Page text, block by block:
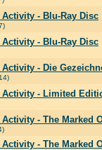
Activity - Blu-Ray Disc
Activity - Blu-Ray Disc
Activity - Die
Activity - Limited
- The Marked
- The Marked